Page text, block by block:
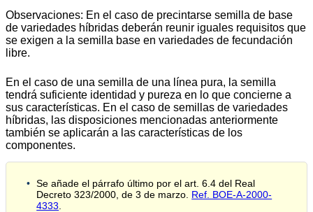
Observaciones: En el caso de precintarse semilla de base
de variedades híbridas deberán reunir iguales requisitos que
se exigen a la semilla base en variedades de fecundación
libre.
En el caso de una semilla de una línea pura, la semilla
tendrá suficiente identidad y pureza en lo que concierne a
sus características. En el caso de semillas de variedades
híbridas, las disposiciones mencionadas anteriormente
también se aplicarán a las características de los
componentes.
Se añade el párrafo último por el art. 6.4 del Real
Decreto 323/2000, de 3 de marzo. Ref. BOE-A-2000-
4333